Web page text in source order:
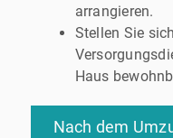
arrangieren.
Stellen Sie
Haus
Nach dem